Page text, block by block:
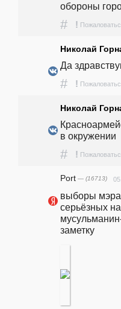
обороны
# !
Николай
Да
# !
Николай
в окружении
# !
Port — (16713)
выборы
серьёзных
заметку